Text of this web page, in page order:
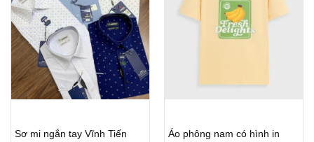
Sơ mi ngắn tay Vĩnh Tiến
Áo phông nam có hình in